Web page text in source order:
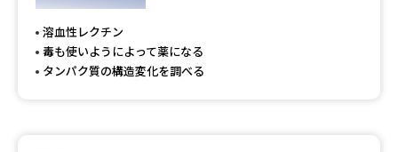
大学研究
大学で学べる内容や特徴を調べる
溶血性レクチン
毒も使いようによって薬になる
タンパク質の構造変化を調べる